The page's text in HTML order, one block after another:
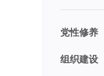
党性修养
组织建设